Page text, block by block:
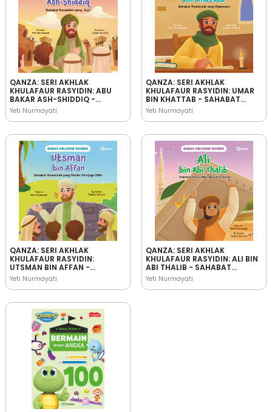
QANZA: SERI AKHLAK
KHULAFAUR RASYIDIN: ABU
BAKAR ASH-SHIDDIQ -
SAHABAT RASULULLAH YANG
JUJUR
Yeti Nurmayati
QANZA: SERI AKHLAK
KHULAFAUR RASYIDIN: UMAR
BIN KHATTAB - SAHABAT
RASULULLAH YANG
BIJAKSANA
Yeti Nurmayati
QANZA: SERI AKHLAK
KHULAFAUR RASYIDIN:
UTSMAN BIN AFFAN -
SAHABAT RASULULLAH YANG
PANDAI MENJAGA IFFAH
Yeti Nurmayati
QANZA: SERI AKHLAK
KHULAFAUR RASYIDIN: ALI BIN
ABI THALIB - SAHABAT
RASULULLAH YANG
PEMBERANI
Yeti Nurmayati